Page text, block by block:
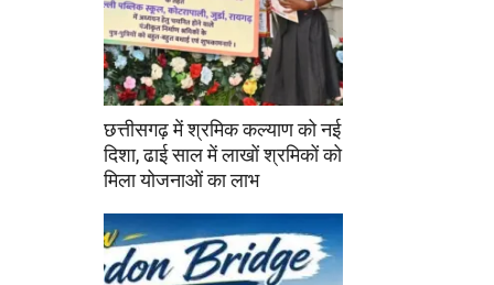
छत्तीसगढ़ में श्रमिक कल्याण को नई
दिशा, ढाई साल में लाखों श्रमिकों को
मिला योजनाओं का लाभ